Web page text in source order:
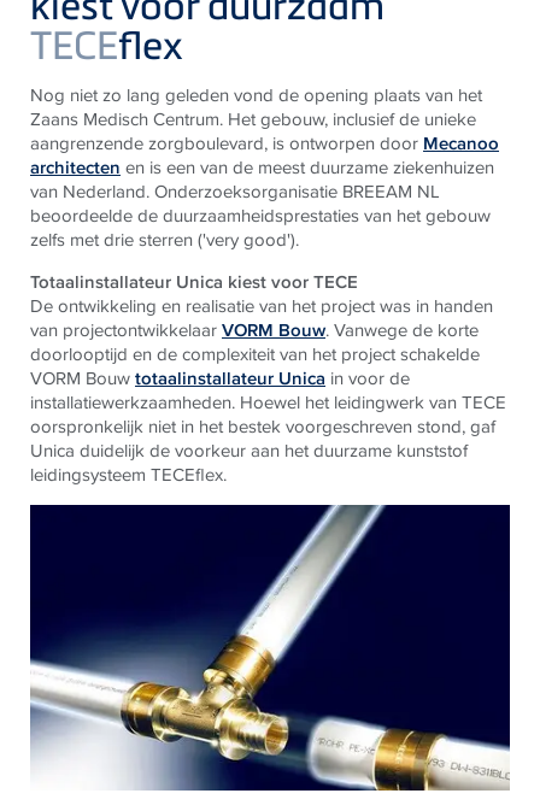
TECEflex
Nog niet zo lang geleden vond de opening plaats van het
Zaans Medisch Centrum. Het gebouw, inclusief de unieke
aangrenzende zorgboulevard, is ontworpen door Mecanoo
architecten en is een van de meest duurzame ziekenhuizen
van Nederland. Onderzoeksorganisatie BREEAM NL
beoordeelde de duurzaamheidsprestaties van het gebouw
zelfs met drie sterren ('very good').
Totaalinstallateur Unica kiest voor TECE
De ontwikkeling en realisatie van het project was in handen
van projectontwikkelaarVORM Bouw. Vanwege de korte
doorlooptijd en de complexiteit van het project schakelde
VORM Bouwtotaalinstallateur Unica in voor de
installatiewerkzaamheden. Hoewel het leidingwerk van TECE
oorspronkelijk niet in het bestek voorgeschreven stond, gaf
Unica duidelijk de voorkeur aan het duurzame kunststof
leidingsysteem TECEflex.